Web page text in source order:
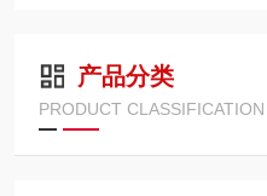
产品分类
PRODUCT CLASSIFICATION